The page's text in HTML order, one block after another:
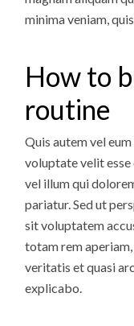
minima veniam,
How to
routine
Quis autem vel
voluptate velit esse
vel illum qui
pariatur. Sed ut
sit voluptatem
totam rem
veritatis et quasi
explicabo.